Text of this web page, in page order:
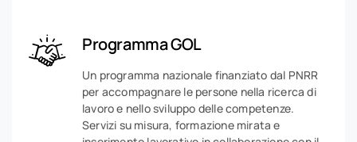
Programma GOL
Un programma nazionale finanziato dal PNRR
per accompagnare le persone nella ricerca di
lavoro e nello sviluppo delle competenze.
Servizi su misura, formazione mirata e